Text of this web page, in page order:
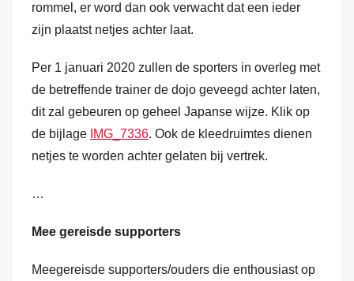
rommel, er word dan ook verwacht dat een ieder
zijn plaatst netjes achter laat.
Per 1 januari 2020 zullen de sporters in overleg met
de betreffende trainer de dojo geveegd achter laten,
dit zal gebeuren op geheel Japanse wijze. Klik op
de bijlage IMG_7336. Ook de kleedruimtes dienen
netjes te worden achter gelaten bij vertrek.
…
Mee gereisde supporters
Meegereisde supporters/ouders die enthousiast op